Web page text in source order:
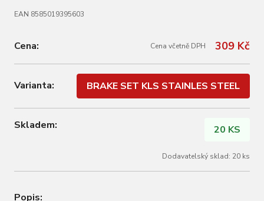
EAN 8585019395603
Cena: Cena včetně DPH 309 Kč
Varianta: BRAKE SET KLS STAINLES STEEL
Skladem: 20 KS
Dodavatelský sklad: 20 ks
Popis: